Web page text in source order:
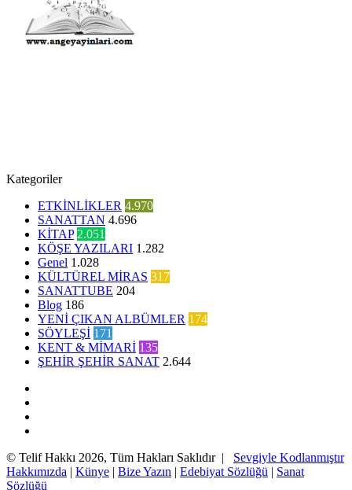
Kategoriler
ETKİNLİKLER 4.970
SANATTAN 4.696
KİTAP 2.051
KÖŞE YAZILARI 1.282
Genel 1.028
KÜLTÜREL MİRAS 317
SANATTUBE 204
Blog 186
YENİ ÇIKAN ALBÜMLER 174
SÖYLEŞİ 171
KENT & MİMARİ 135
ŞEHİR ŞEHİR SANAT 2.644
© Telif Hakkı 2026, Tüm Hakları Saklıdır | Sevgiyle Kodlanmıştır
Hakkımızda | Künye | Bize Yazın | Edebiyat Sözlüğü | Sanat
Sözlüğü